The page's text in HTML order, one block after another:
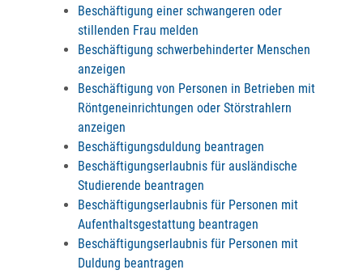
Beschäftigung einer schwangeren oder
stillenden Frau melden
Beschäftigung schwerbehinderter Menschen
anzeigen
Beschäftigung von Personen in Betrieben mit
Röntgeneinrichtungen oder Störstrahlern
anzeigen
Beschäftigungsduldung beantragen
Beschäftigungserlaubnis für ausländische
Studierende beantragen
Beschäftigungserlaubnis für Personen mit
Aufenthaltsgestattung beantragen
Beschäftigungserlaubnis für Personen mit
Duldung beantragen